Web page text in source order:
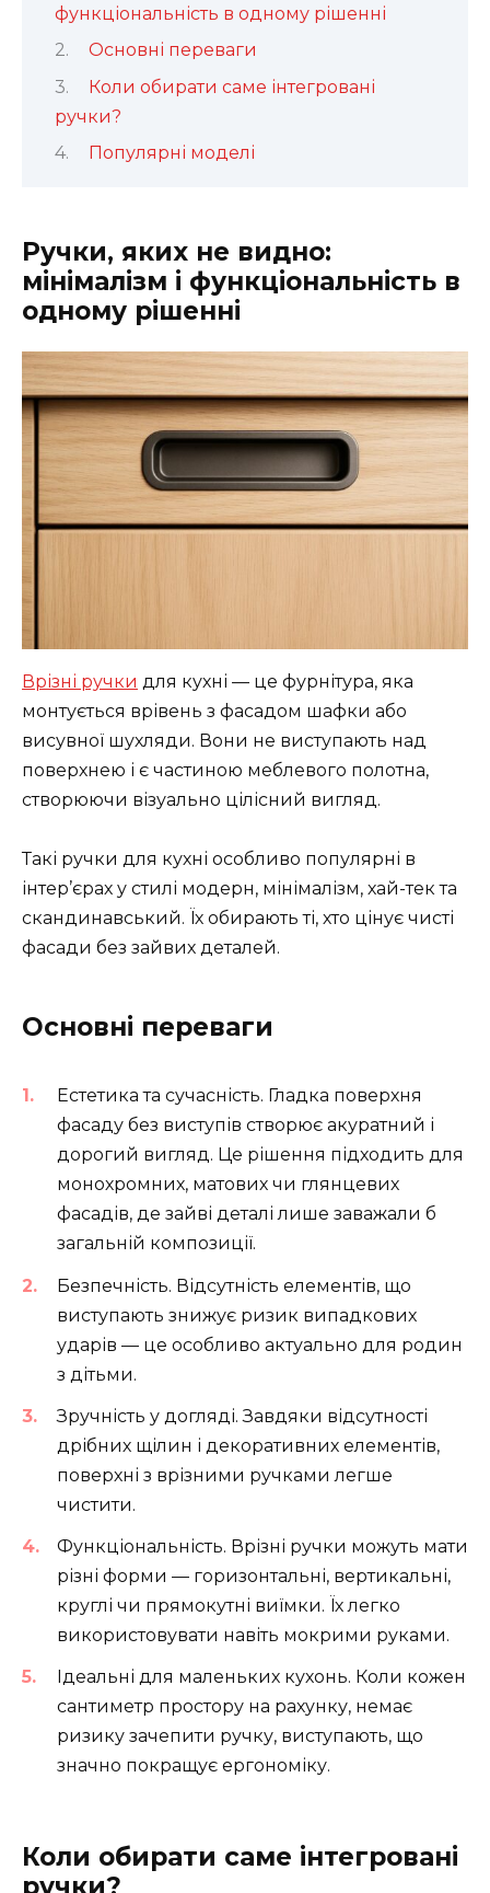
функціональність в одному рішенні
Основні переваги
Коли обирати саме інтегровані
ручки?
Популярні моделі
Ручки, яких не видно:
мінімалізм і функціональність в
одному рішенні
Врізні ручки для кухні — це фурнітура, яка
монтується врівень з фасадом шафки або
висувної шухляди. Вони не виступають над
поверхнею і є частиною меблевого полотна,
створюючи візуально цілісний вигляд.
Такі ручки для кухні особливо популярні в
інтер’єрах у стилі модерн, мінімалізм, хай-тек та
скандинавський. Їх обирають ті, хто цінує чисті
фасади без зайвих деталей.
Основні переваги
Естетика та сучасність. Гладка поверхня
фасаду без виступів створює акуратний і
дорогий вигляд. Це рішення підходить для
монохромних, матових чи глянцевих
фасадів, де зайві деталі лише заважали б
загальній композиції.
Безпечність. Відсутність елементів, що
виступають знижує ризик випадкових
ударів — це особливо актуально для родин
з дітьми.
Зручність у догляді. Завдяки відсутності
дрібних щілин і декоративних елементів,
поверхні з врізними ручками легше
чистити.
Функціональність. Врізні ручки можуть мати
різні форми — горизонтальні, вертикальні,
круглі чи прямокутні виїмки. Їх легко
використовувати навіть мокрими руками.
Ідеальні для маленьких кухонь. Коли кожен
сантиметр простору на рахунку, немає
ризику зачепити ручку, виступають, що
значно покращує ергономіку.
Коли обирати саме інтегровані